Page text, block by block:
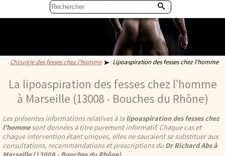
Chirurgie des fesses chez l'homme Lipoaspiration des fesses chez l'homme
La lipoaspiration des fesses chez l’homme
à Marseille (13008 - Bouches du Rhône)
Les présentes informations relatives à lalipoaspiration des fesses chez
l’hommesont données à titre purement informatif. Chaque cas et
chaque intervention étant uniques, elles ne sauraient se substituer aux
consultations, recommandations et prescriptions duDr Richard Abs à